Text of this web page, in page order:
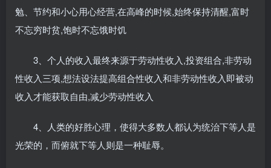
勉、节约和小心用心经营,在高峰的时候,始终保持清醒,富时
不忘穷时贫,饱时不忘饿时饥
3、个人的收入最终来源于劳动性收入,投资组合,非劳动
性收入三项,想法设法提高组合性收入和非劳动性收入即被动
收入才能获取自由,减少劳动性收入
4、人类的好胜心理，使得大多数人都认为统治下等人是
光荣的，而俯就下等人则是一种耻辱。